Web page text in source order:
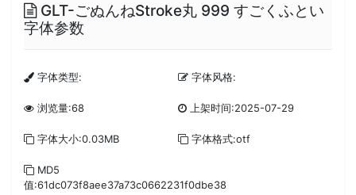
GLT-ごぬんねStroke丸 999 すごくふとい
字体参数
字体类型: 字体风格:
浏览量:68 上架时间:2025-07-29
字体大小:0.03MB 字体格式:otf
MD5
值:61dc073f8aee37a73c0662231f0dbe38